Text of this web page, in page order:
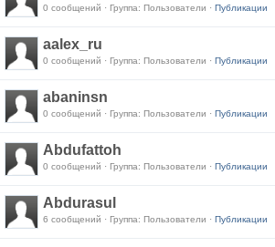
0 сообщений · Группа: Пользователи · Публикации
aalex_ru
0 сообщений · Группа: Пользователи · Публикации
abaninsn
0 сообщений · Группа: Пользователи · Публикации
Abdufattoh
0 сообщений · Группа: Пользователи · Публикации
Abdurasul
6 сообщений · Группа: Пользователи · Публикации